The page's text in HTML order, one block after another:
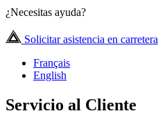
¿Necesitas ayuda?
Solicitar asistencia en carretera
Français
English
Servicio al Cliente